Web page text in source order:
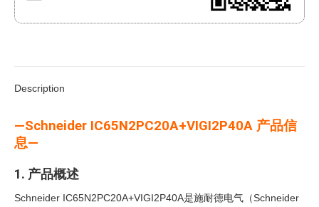
Description
—Schneider IC65N2PC20A+VIGI2P40A 产品信
息—
1. 产品概述
Schneider IC65N2PC20A+VIGI2P40A是施耐德电气（Schneider